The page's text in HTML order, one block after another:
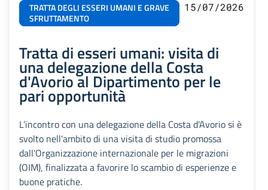
TRATTA DEGLI ESSERI UMANI E GRAVE
SFRUTTAMENTO
15/07/2026
Tratta di esseri umani: visita di
una delegazione della Costa
d'Avorio al Dipartimento per le
pari opportunità
L’incontro con una delegazione della Costa d'Avorio si è
svolto nell'ambito di una visita di studio promossa
dall'Organizzazione internazionale per le migrazioni
(OIM), finalizzata a favorire lo scambio di esperienze e
buone pratiche.